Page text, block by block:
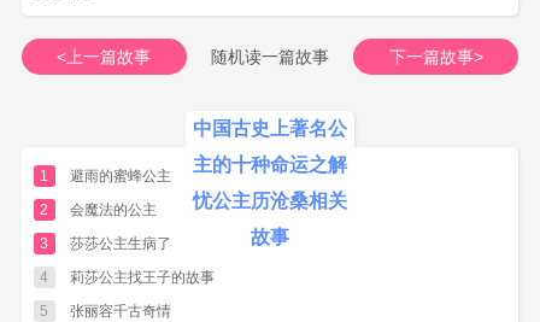
奴公主之子乌就屠任小国王。解忧公主共生有四
男二女。他们长大成人后辨别做了乌孙昆莫、莎
车国王、乌孙大将军、龟兹王之妻子等；孙辈与
贵，被誉为乌孙国母，威震边疆。
解忧公主，经历沧桑。汉武帝太初年间，解忧
意气风发踏上征途；汉宣帝甘露初年，昔日之及
笄少女，已是黄发垂髫。感时伤逝，萧索苍茫，
思念亲人，思念故乡。乃上书请求返国：“年老土
<上一篇故事 随机读一篇故事 下一篇故事>
中国古史上著名公
主的十种命运之解
忧公主历沧桑相关
故事
1
避雨的蜜蜂公主
2
会魔法的公主
3
莎莎公主生病了
4
莉莎公主找王子的故事
5
张丽容千古奇情